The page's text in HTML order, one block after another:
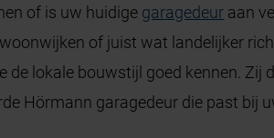
of is uw huidige garagedeur aan
of juist wat landelijker
lokale bouwstijl goed kennen. Zij
Hörmann garagedeur die past bij